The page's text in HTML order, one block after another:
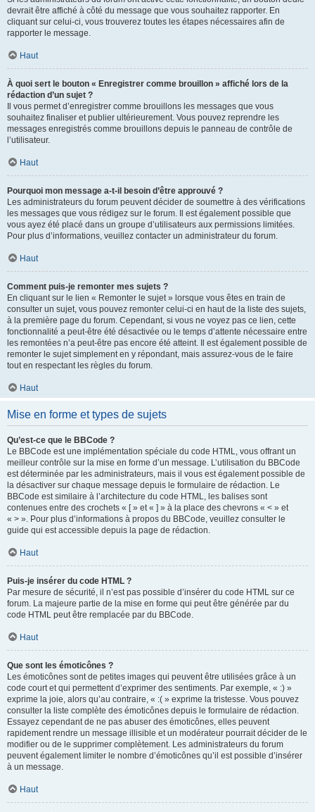
devrait être affiché à côté du message que vous souhaitez rapporter. En
cliquant sur celui-ci, vous trouverez toutes les étapes nécessaires afin de
rapporter le message.
Haut
À quoi sert le bouton « Enregistrer comme brouillon » affiché lors de la
rédaction d’un sujet ?
Il vous permet d’enregistrer comme brouillons les messages que vous
souhaitez finaliser et publier ultérieurement. Vous pouvez reprendre les
messages enregistrés comme brouillons depuis le panneau de contrôle de
l’utilisateur.
Haut
Pourquoi mon message a-t-il besoin d’être approuvé ?
Les administrateurs du forum peuvent décider de soumettre à des vérifications
les messages que vous rédigez sur le forum. Il est également possible que
vous ayez été placé dans un groupe d’utilisateurs aux permissions limitées.
Pour plus d’informations, veuillez contacter un administrateur du forum.
Haut
Comment puis-je remonter mes sujets ?
En cliquant sur le lien « Remonter le sujet » lorsque vous êtes en train de
consulter un sujet, vous pouvez remonter celui-ci en haut de la liste des sujets,
à la première page du forum. Cependant, si vous ne voyez pas ce lien, cette
fonctionnalité a peut-être été désactivée ou le temps d’attente nécessaire entre
les remontées n’a peut-être pas encore été atteint. Il est également possible de
remonter le sujet simplement en y répondant, mais assurez-vous de le faire
tout en respectant les règles du forum.
Haut
Mise en forme et types de sujets
Qu’est-ce que le BBCode ?
Le BBCode est une implémentation spéciale du code HTML, vous offrant un
meilleur contrôle sur la mise en forme d’un message. L’utilisation du BBCode
est déterminée par les administrateurs, mais il vous est également possible de
la désactiver sur chaque message depuis le formulaire de rédaction. Le
BBCode est similaire à l’architecture du code HTML, les balises sont
contenues entre des crochets « [ » et « ] » à la place des chevrons « < » et
« > ». Pour plus d’informations à propos du BBCode, veuillez consulter le
guide qui est accessible depuis la page de rédaction.
Haut
Puis-je insérer du code HTML ?
Par mesure de sécurité, il n’est pas possible d’insérer du code HTML sur ce
forum. La majeure partie de la mise en forme qui peut être générée par du
code HTML peut être remplacée par du BBCode.
Haut
Que sont les émoticônes ?
Les émoticônes sont de petites images qui peuvent être utilisées grâce à un
code court et qui permettent d’exprimer des sentiments. Par exemple, « :) »
exprime la joie, alors qu’au contraire, « :( » exprime la tristesse. Vous pouvez
consulter la liste complète des émoticônes depuis le formulaire de rédaction.
Essayez cependant de ne pas abuser des émoticônes, elles peuvent
rapidement rendre un message illisible et un modérateur pourrait décider de le
modifier ou de le supprimer complètement. Les administrateurs du forum
peuvent également limiter le nombre d’émoticônes qu’il est possible d’insérer
à un message.
Haut